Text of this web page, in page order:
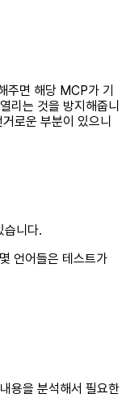
면 해당 MCP가 기
리는 것을 방지해줍니
로운 부분이 있으니
습니다.
언어들은 테스트가
용을 분석해서 필요한